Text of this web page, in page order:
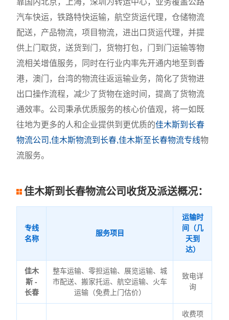
靠国内北京，上海，深圳为转运中心，业务覆盖公路
汽车快运，铁路特快运输，航空货运代理，仓储物流
配送，产品物流，项目物流，进出口货运代理，并提
供上门取货，送货到门，货物打包，门到门运输等物
流相关增值服务，同时在行业内率先开通内地至到香
港，澳门，台湾的物流往返运输业务，简化了货物进
出口操作流程，减少了货物在途时间，提高了货物流
通效率。公司秉承优质服务的核心价值观，将一如既
往地为更多的人和企业提供到更优质的佳木斯到长春
物流公司,佳木斯物流到长春,佳木斯至长春物流专线物
流服务。
佳木斯到长春物流公司收货及派送概况：
专线
名称
服务项目
运输时
间（几
天到
达）
佳木
斯 -
长春
整车运输、零担运输、展览运输、城
市配送、搬家托运、航空运输、火车
运输（免费上门估价）
致电详
询
收费项